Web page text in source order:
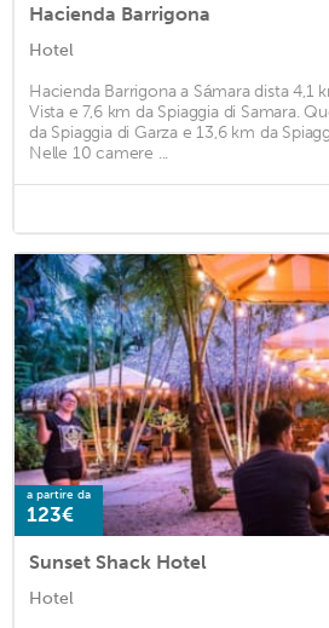
Hacienda Barrigona
Hotel
Hacienda Barrigona a Sámara dista 4,1
Vista e 7,6 km da Spiaggia di Samara.
da Spiaggia di Garza e 13,6 km da
Nelle 10 camere ...
a partire da
123€
Sunset Shack Hotel
Hotel